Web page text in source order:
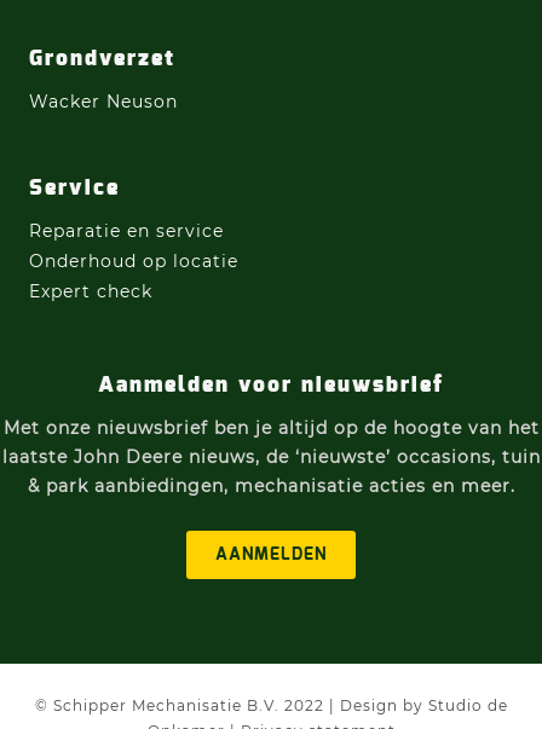
Grondverzet
Wacker Neuson
Service
Reparatie en service
Onderhoud op locatie
Expert check
Aanmelden voor nieuwsbrief
Met onze nieuwsbrief ben je altijd op de hoogte van het
laatste John Deere nieuws, de ‘nieuwste’ occasions, tuin
& park aanbiedingen, mechanisatie acties en meer.
AANMELDEN
© Schipper Mechanisatie B.V. 2022 | Design by Studio de